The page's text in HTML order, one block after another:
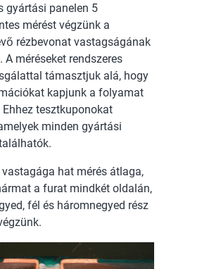
gyártási panelen 5
mérést végzünk a
rézbevonat vastagságának
A méréseket rendszeres
támasztjuk alá, hogy
kapjunk a folyamat
tesztkuponokat
minden gyártási
hat mérés átlaga,
a furat mindkét oldalán,
fél és háromnegyed rész